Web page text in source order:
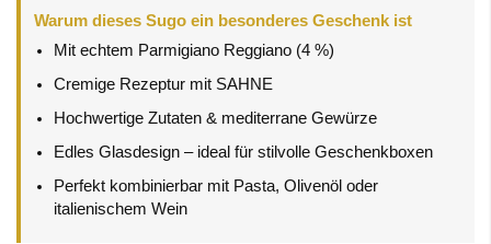
Warum dieses Sugo ein besonderes Geschenk ist
Mit echtem Parmigiano Reggiano (4 %)
Cremige Rezeptur mit SAHNE
Hochwertige Zutaten & mediterrane Gewürze
Edles Glasdesign – ideal für stilvolle Geschenkboxen
Perfekt kombinierbar mit Pasta, Olivenöl oder
italienischem Wein